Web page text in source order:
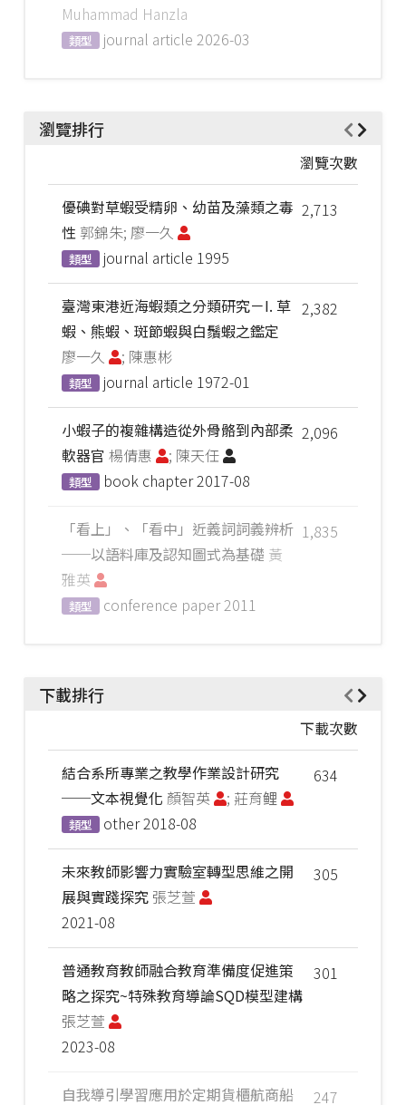
Muhammad Hanzla
類型 journal article 2026-03
瀏覽排行
瀏覽次數
2,713
優碘對草蝦受精卵、幼苗及藻類之毒
性 郭錦朱; 廖一久
類型 journal article 1995
2,382
臺灣東港近海蝦類之分類研究－I. 草
蝦、熊蝦、斑節蝦與白鬚蝦之鑑定
廖一久
; 陳惠彬
類型 journal article 1972-01
2,096
小蝦子的複雜構造從外骨骼到內部柔
軟器官 楊倩惠 ; 陳天任
類型 book chapter2017-08
1,835
「看上」、「看中」近義詞詞義辨析
──以語料庫及認知圖式為基礎 黃
雅英
類型 conference paper2011
下載排行
下載次數
634
結合系所專業之教學作業設計研究
──文本視覺化 顏智英 ; 莊育鲤
類型 other2018-08
305
未來教師影響力實驗室轉型思維之開
展與實踐探究 張芝萱
2021-08
301
普通教育教師融合教育準備度促進策
略之探究~特殊教育導論SQD模型建構
張芝萱
2023-08
247
自我導引學習應用於定期貨櫃航商船